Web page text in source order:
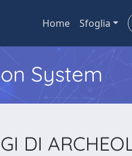
Home Sfoglia
System
DI